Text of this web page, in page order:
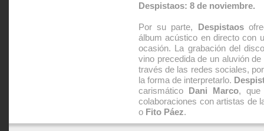
Despistaos: 8 de noviembre.
Por su parte, Despistaos
álbum acústico en directo con
ocasión. La grabación del
vino precedida de un aluvión
través de las redes sociales,
la forma de interpretarlo.
carismático Dani Marco, que
colaboraciones con artistas de
o Fito Páez.